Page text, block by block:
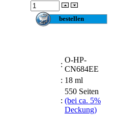
:
O-HP-
CN684EE
: 18 ml
:
550 Seiten
(bei ca. 5%
Deckung)